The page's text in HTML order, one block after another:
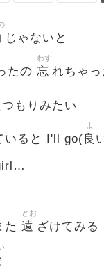
じゃないと
たの 忘
わす
れちゃっ
もりみたい
いると I'll go(良
よ
た 遠
とお
ざけてみる